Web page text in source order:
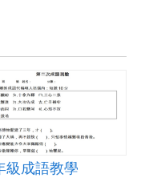
級成語教學